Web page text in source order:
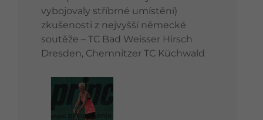
vybojovaly stříbrné umístění)
zkušenosti z nejvyšší německé
soutěže – TC Bad Weisser Hirsch
Dresden, Chemnitzer TC Küchwald